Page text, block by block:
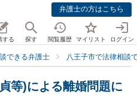
弁護士の方はこちら
する 探す 閲覧履歴 マイリスト ログイン
できる弁護士 八王子市で法律相談
等)による離婚問題に